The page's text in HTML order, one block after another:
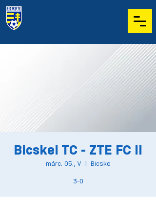
Bicskei TC - ZTE FC II
márc. 05., V Bicske
3-0